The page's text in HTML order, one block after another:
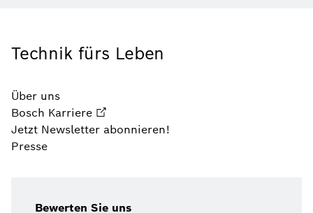
Technik fürs Leben
Über uns
Bosch Karriere
Jetzt Newsletter abonnieren!
Presse
Bewerten Sie uns